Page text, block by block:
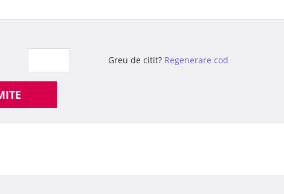
Greu de citit? Regenerare cod